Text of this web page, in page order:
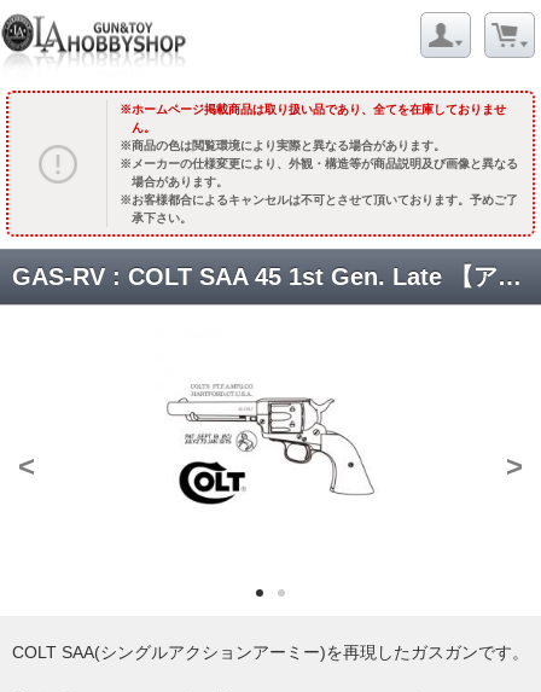
ホームページ掲載商品は取り扱い品であり、全てを在庫しておりませ
ん。
商品の色は閲覧環境により実際と異なる場合があります。
メーカーの仕様変更により、外観・構造等が商品説明及び画像と異なる
場合があります。
お客様都合によるキャンセルは不可とさせて頂いております。予めご了
承下さい。
GAS-RV : COLT SAA 45 1st Gen. Late 【アーティラリー】5.5inch /ブラススタイルヘビーウェイト/木製グリップ&真鍮調メッキパーツ [取寄]
< >
COLT SAA(シングルアクションアーミー)を再現したガスガンです。